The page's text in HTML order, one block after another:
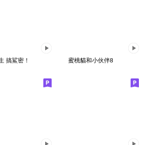
搞鯊密！ 蜜桃貓和小伙伴8